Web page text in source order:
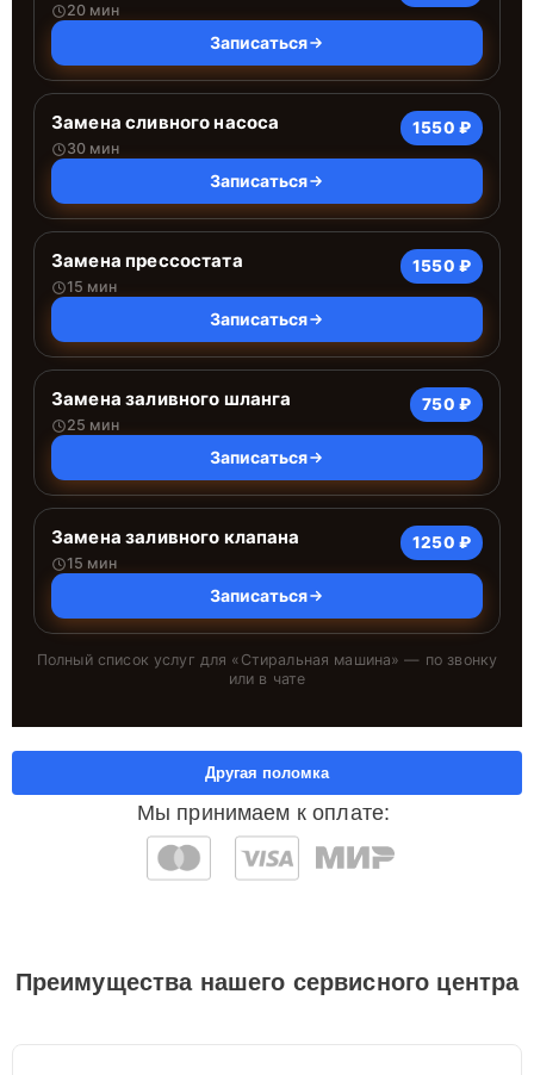
20 мин
Записаться
Замена сливного насоса
30 мин
1550 ₽
Записаться
Замена прессостата
15 мин
1550 ₽
Записаться
Замена заливного шланга
25 мин
750 ₽
Записаться
Замена заливного клапана
15 мин
1250 ₽
Записаться
Полный список услуг для « Стиральная машина» — по звонку
или в чате
Мы принимаем к оплате:
Другая поломка
Преимущества нашего сервисного центра